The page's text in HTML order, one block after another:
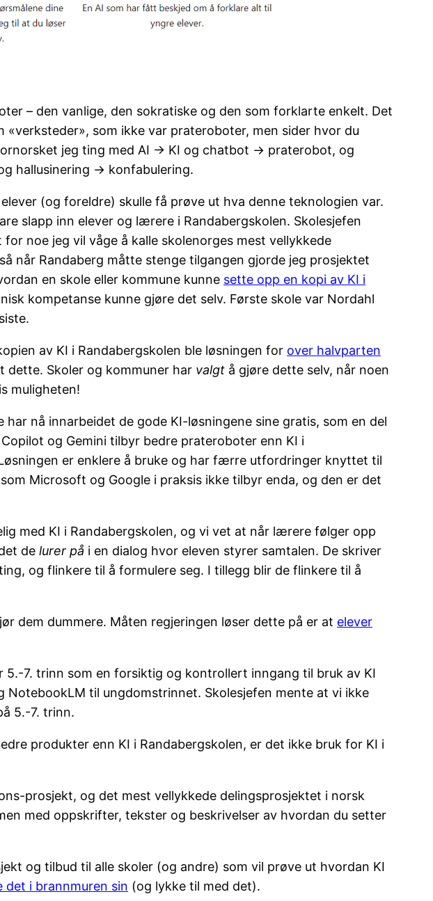
– den vanlige, den sokratiske og den som forklarte enkelt. Det
som ikke var prateroboter, men sider hvor du
jeg ting med AI → KI og chatbot → praterobot, og
hallusinering → konfabulering.
(og foreldre) skulle få prøve ut hva denne teknologien var.
slapp inn elever og lærere i Randabergskolen. Skolesjefen
noe jeg vil våge å kalle skolenorges mest vellykkede
når Randaberg måtte stenge tilgangen gjorde jeg prosjektet
en skole eller kommune kunne sette opp en kopi av KI i
kompetanse kunne gjøre det selv. Første skole var Nordahl
av KI i Randabergskolen ble løsningen for over halvparten
dette. Skoler og kommuner har valgt å gjøre dette selv, når noen
muligheten!
nå innarbeidet de gode KI-løsningene sine gratis, som en del
og Gemini tilbyr bedre prateroboter enn KI i
er enklere å bruke og har færre utfordringer knyttet til
Microsoft og Google i praksis ikke tilbyr enda, og den er det
med KI i Randabergskolen, og vi vet at når lærere følger opp
de lurer på i en dialog hvor eleven styrer samtalen. De skriver
og flinkere til å formulere seg. I tillegg blir de flinkere til å
dem dummere. Måten regjeringen løser dette på er at elever
5.-7. trinn som en forsiktig og kontrollert inngang til bruk av KI
til ungdomstrinnet. Skolesjefen mente at vi ikke
5.-7. trinn.
produkter enn KI i Randabergskolen, er det ikke bruk for KI i
prosjekt, og det mest vellykkede delingsprosjektet i norsk
med oppskrifter, tekster og beskrivelser av hvordan du setter
og tilbud til alle skoler (og andre) som vil prøve ut hvordan KI
det i brannmuren sin (og lykke til med det).